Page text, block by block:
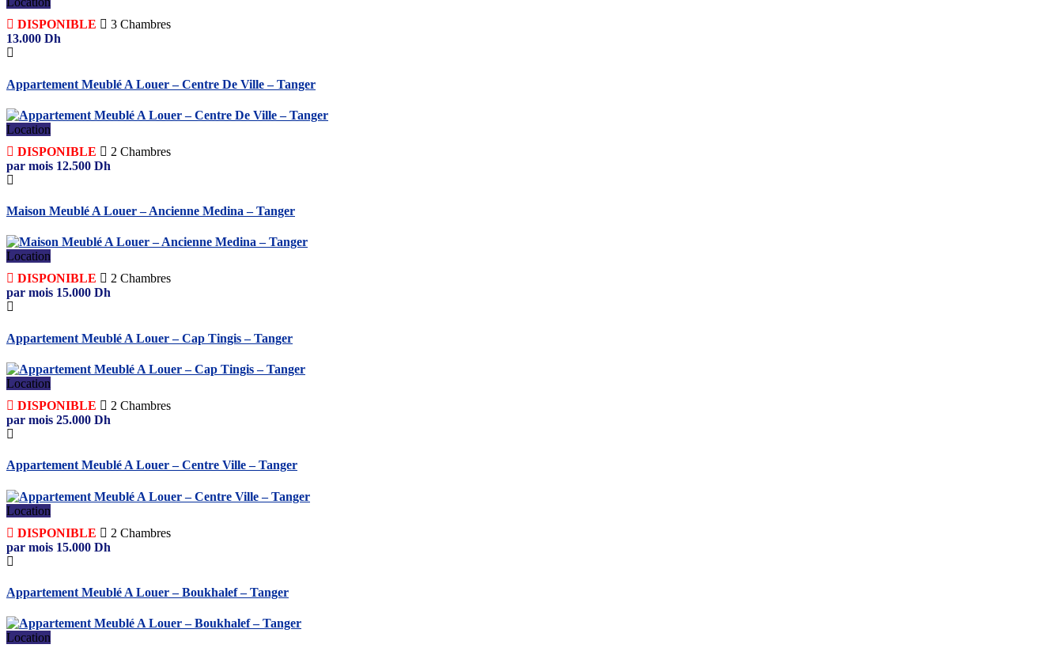
DISPONIBLE
3 Chambres
13.000 Dh
Appartement Meublé A Louer – Centre De Ville – Tanger
Location
DISPONIBLE
2 Chambres
par mois 12.500 Dh
Maison Meublé A Louer – Ancienne Medina – Tanger
Location
DISPONIBLE
2 Chambres
par mois 15.000 Dh
Appartement Meublé A Louer – Cap Tingis – Tanger
Location
DISPONIBLE
2 Chambres
par mois 25.000 Dh
Appartement Meublé A Louer – Centre Ville – Tanger
Location
DISPONIBLE
2 Chambres
par mois 15.000 Dh
Appartement Meublé A Louer – Boukhalef – Tanger
Location